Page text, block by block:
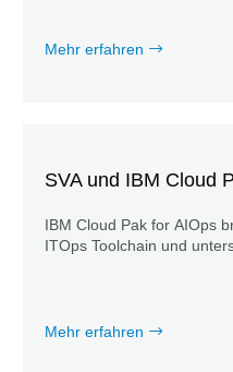
Mehr erfahren
SVA und IBM Cloud
IBM Cloud Pak for AIOps
ITOps Toolchain und
Mehr erfahren